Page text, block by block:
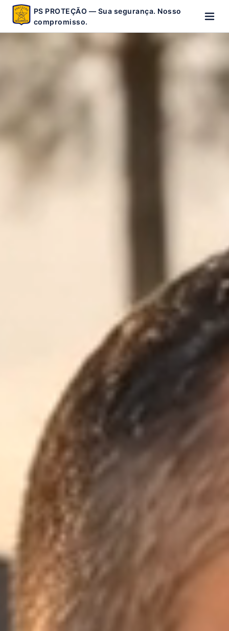
PS PROTEÇÃO — Sua segurança. Nosso
compromisso.